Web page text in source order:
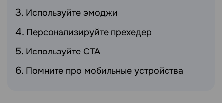
Используйте эмоджи
Персонализируйте прехедер
Используйте CTA
Помните про мобильные устройства